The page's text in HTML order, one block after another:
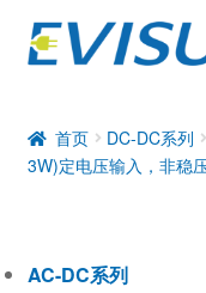
DC-DC系列
工业通信模块
首页 DC-DC系列
3W)定电压输入，非稳
AC-DC系列